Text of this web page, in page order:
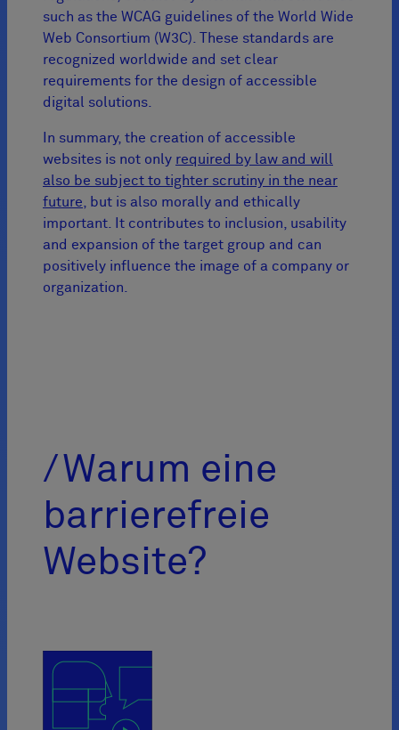
such as the WCAG guidelines of the World Wide
Web Consortium (W3C). These standards are
recognized worldwide and set clear
requirements for the design of accessible
digital solutions.
In summary, the creation of accessible
websites is not only required by law and will
also be subject to tighter scrutiny in the near
future , but is also morally and ethically
important. It contributes to inclusion, usability
and expansion of the target group and can
positively influence the image of a company or
organization.
Warum eine
barrierefreie
Website?